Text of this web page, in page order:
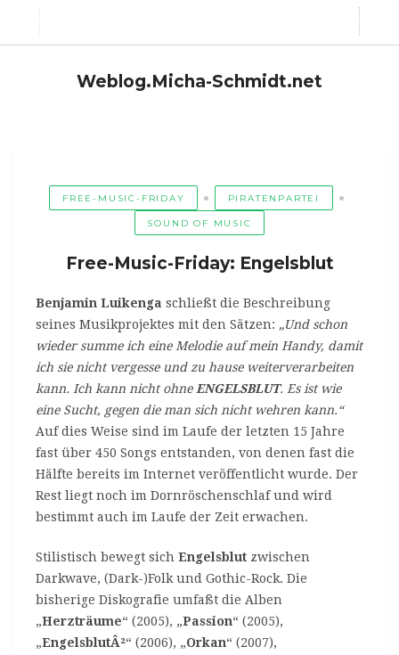
Weblog.Micha-Schmidt.net
FREE-MUSIC-FRIDAY PIRATENPARTEI
SOUND OF MUSIC
Free-Music-Friday: Engelsblut
Benjamin Luikenga schließt die Beschreibung
seines Musikprojektes mit den Sätzen: „Und schon
wieder summe ich eine Melodie auf mein Handy, damit
ich sie nicht vergesse und zu hause weiterverarbeiten
kann. Ich kann nicht ohne ENGELSBLUT. Es ist wie
eine Sucht, gegen die man sich nicht wehren kann.“
Auf dies Weise sind im Laufe der letzten 15 Jahre
fast über 450 Songs entstanden, von denen fast die
Hälfte bereits im Internet veröffentlicht wurde. Der
Rest liegt noch im Dornröschenschlaf und wird
bestimmt auch im Laufe der Zeit erwachen.
Stilistisch bewegt sich Engelsblut zwischen
Darkwave, (Dark-)Folk und Gothic-Rock. Die
bisherige Diskografie umfaßt die Alben
„Herzträume“ (2005), „Passion“ (2005),
„EngelsblutÂ²“ (2006), „Orkan“ (2007),